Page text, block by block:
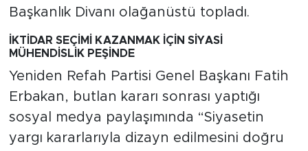
Başkanlık Divanı olağanüstü topladı.
İKTİDAR SEÇİMİ KAZANMAK İÇİN SİYASİ
MÜHENDİSLİK PEŞİNDE
Yeniden Refah Partisi Genel Başkanı Fatih
Erbakan, butlan kararı sonrası yaptığı
sosyal medya paylaşımında “Siyasetin
yargı kararlarıyla dizayn edilmesini doğru